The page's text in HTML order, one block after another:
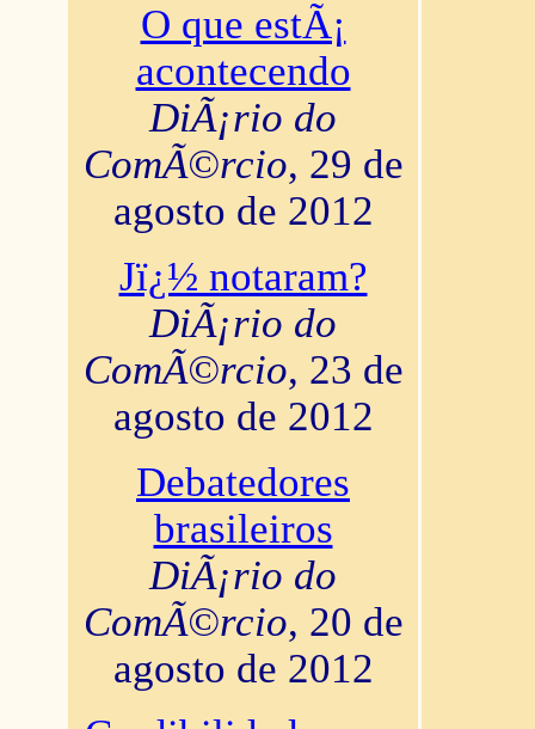
O que estÃ¡
acontecendo
DiÃ¡rio do
ComÃ©rcio, 29 de
agosto de 2012
Jï¿½ notaram?
DiÃ¡rio do
ComÃ©rcio, 23 de
agosto de 2012
Debatedores
brasileiros
DiÃ¡rio do
ComÃ©rcio, 20 de
agosto de 2012